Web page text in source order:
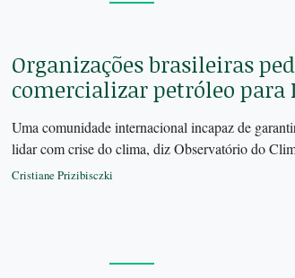
Organizações brasileiras
comercializar petróleo para
Uma comunidade internacional incapaz de
lidar com crise do clima, diz Observatório do
Cristiane Prizibisczki